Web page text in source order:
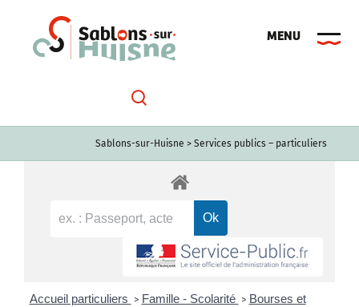
Sablons-sur-Huisne > Services publics – particuliers
Accueil particuliers > Famille - Scolarité > Bourses et